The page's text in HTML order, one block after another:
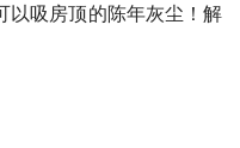
以吸房顶的陈年灰尘！解